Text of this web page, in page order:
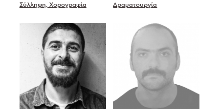
Σύλληψη, Χορογραφία Δραματουργία